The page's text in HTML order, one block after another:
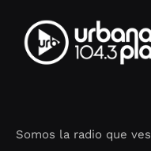
Somos la radio que ves